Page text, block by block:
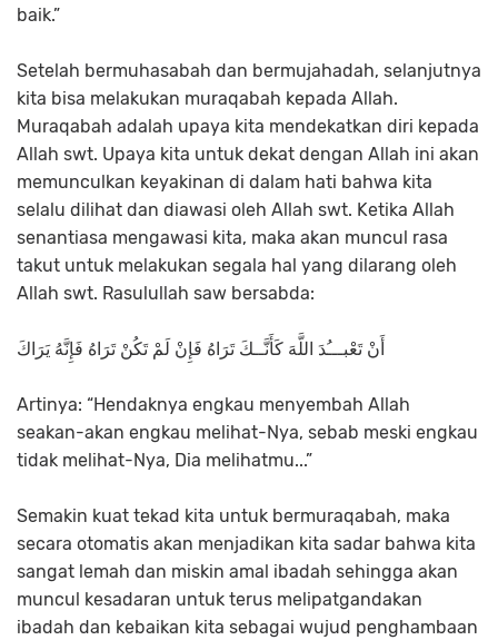
baik.”
Setelah bermuhasabah dan bermujahadah, selanjutnya
kita bisa melakukan muraqabah kepada Allah.
Muraqabah adalah upaya kita mendekatkan diri kepada
Allah swt. Upaya kita untuk dekat dengan Allah ini akan
memunculkan keyakinan di dalam hati bahwa kita
selalu dilihat dan diawasi oleh Allah swt. Ketika Allah
senantiasa mengawasi kita, maka akan muncul rasa
takut untuk melakukan segala hal yang dilarang oleh
Allah swt. Rasulullah saw bersabda:
Artinya: “Hendaknya engkau menyembah Allah
seakan-akan engkau melihat-Nya, sebab meski engkau
tidak melihat-Nya, Dia melihatmu...”
Semakin kuat tekad kita untuk bermuraqabah, maka
secara otomatis akan menjadikan kita sadar bahwa kita
sangat lemah dan miskin amal ibadah sehingga akan
muncul kesadaran untuk terus melipatgandakan
ibadah dan kebaikan kita sebagai wujud penghambaan